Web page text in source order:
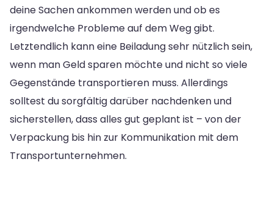
deine Sachen ankommen werden und ob es
irgendwelche Probleme auf dem Weg gibt.
Letztendlich kann eine Beiladung sehr nützlich sein,
wenn man Geld sparen möchte und nicht so viele
Gegenstände transportieren muss. Allerdings
solltest du sorgfältig darüber nachdenken und
sicherstellen, dass alles gut geplant ist – von der
Verpackung bis hin zur Kommunikation mit dem
Transportunternehmen.